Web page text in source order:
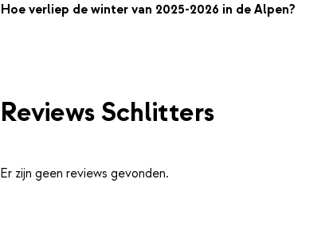
Hoe verliep de winter van 2025-2026 in de Alpen?
Reviews Schlitters
Er zijn geen reviews gevonden.